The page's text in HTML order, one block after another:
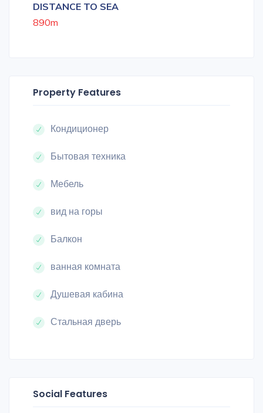
DISTANCE TO SEA
890m
Property Features
Кондиционер
Бытовая техника
Мебель
вид на горы
Балкон
ванная комната
Душевая кабина
Стальная дверь
Social Features